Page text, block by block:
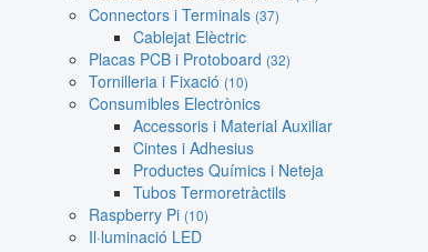
Connectors i Terminals (37)
Cablejat Elèctric
Placas PCB i Protoboard (32)
Tornilleria i Fixació (10)
Consumibles Electrònics
Accessoris i Material Auxiliar
Cintes i Adhesius
Productes Químics i Neteja
Tubos Termoretràctils
Raspberry Pi (10)
Il·luminació LED